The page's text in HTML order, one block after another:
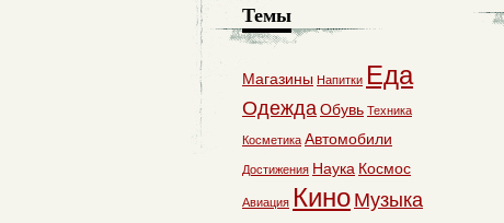
Темы
Магазины Напитки Еда
ОдеждаОбувь Техника
Косметика Автомобили
Достижения Наука Космос
Авиация Кино Музыка